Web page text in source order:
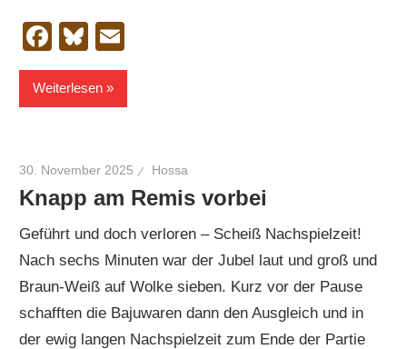
Facebook
Bluesky
Weiterlesen
30. November 2025 Hossa
Knapp am Remis vorbei
Geführt und doch verloren – Scheiß Nachspielzeit!
Nach sechs Minuten war der Jubel laut und groß und
Braun-Weiß auf Wolke sieben. Kurz vor der Pause
schafften die Bajuwaren dann den Ausgleich und in
der ewig langen Nachspielzeit zum Ende der Partie